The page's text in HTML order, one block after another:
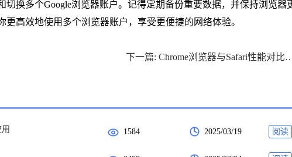
换多个Google浏览器账户。记得定期备份重要数据，并保持浏览器
高效地使用多个浏览器账户，享受更便捷的网络体验。
下一篇: Chrome浏览器与
1584 2025/03/19 阅读